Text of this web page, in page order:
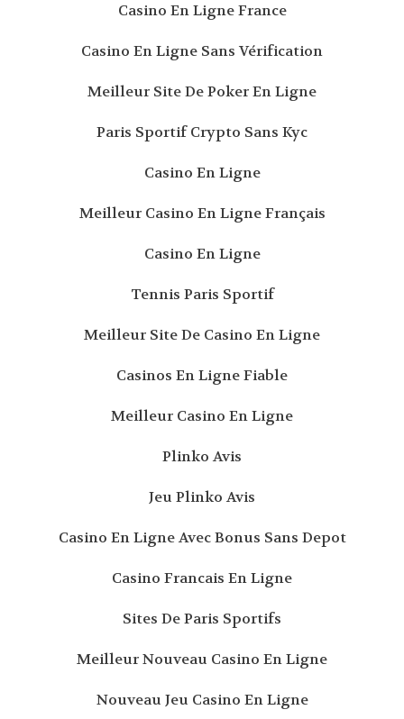
Casino En Ligne France
Casino En Ligne Sans Vérification
Meilleur Site De Poker En Ligne
Paris Sportif Crypto Sans Kyc
Casino En Ligne
Meilleur Casino En Ligne Français
Casino En Ligne
Tennis Paris Sportif
Meilleur Site De Casino En Ligne
Casinos En Ligne Fiable
Meilleur Casino En Ligne
Plinko Avis
Jeu Plinko Avis
Casino En Ligne Avec Bonus Sans Depot
Casino Francais En Ligne
Sites De Paris Sportifs
Meilleur Nouveau Casino En Ligne
Nouveau Jeu Casino En Ligne